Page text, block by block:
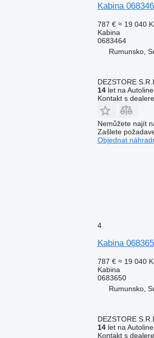
Kabina
787 € ≈ 19 040
Kabina
0683464
Rumunsko,
DEZSTORE S.R.L.
14let na Autoline
Kontakt s
Nemůžete najít
Zašlete
Objednat
4
Kabina
787 € ≈ 19 040
Kabina
0683650
Rumunsko,
DEZSTORE S.R.L.
14let na Autoline
Kontakt s